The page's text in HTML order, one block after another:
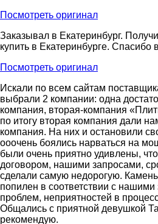
Посмотреть оригинал
Заказывал в Екатеринбург.
купить в Екатеринбурге.
Посмотреть оригинал
Искали по всем сайтам
выбрали 2 компании: одна
компания, вторая-компания
по итогу вторая компания дали
компания. На них и остановили
ооочень боялись нарваться на
были очень приятно удивлены,
договором, нашими запросами,
сделали самую недорогую. Камень
попилен в соответствии с
проблем, неприятностей в
Общались с приятной девушкой
рекомендую.